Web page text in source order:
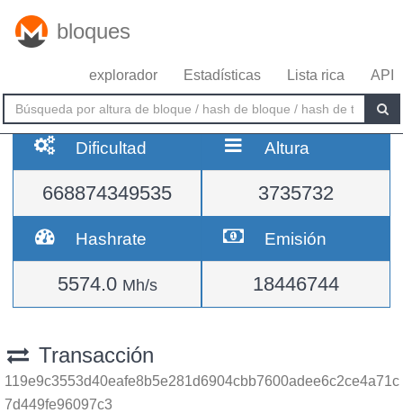
bloques
explorador Estadísticas Lista rica API
Dificultad
668874349535
Altura
3735732
Hashrate
5574.0 Mh/s
Emisión
18446744
Transacción
119e9c3553d40eafe8b5e281d6904cbb7600adee6c2ce4a71c
7d449fe96097c3